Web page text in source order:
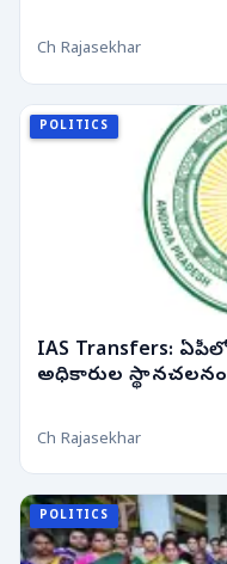
Ch Rajasekhar
POLITICS
IAS Transfers:
అధికారుల
Ch Rajasekhar
POLITICS